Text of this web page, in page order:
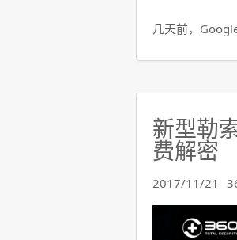
几天前，
新型勒
费解密
2017/11/21